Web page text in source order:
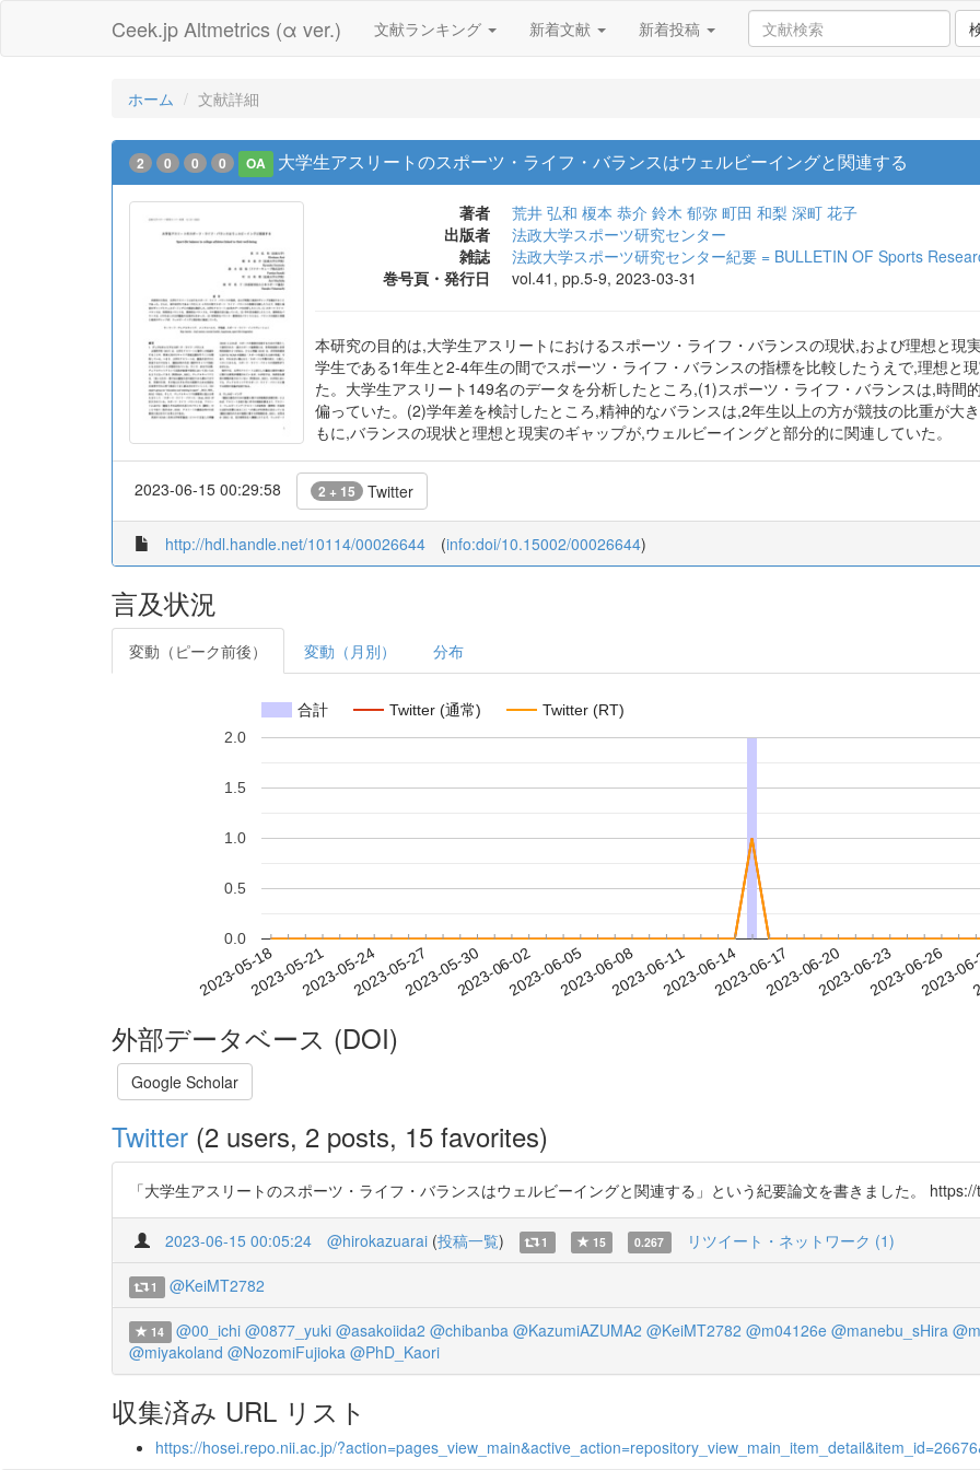
Ceek.jp Altmetrics (α ver.) 文献ランキング 新着文献 新着投稿
ホーム 文献詳細
2 0 0 0 OA 大学生アスリートのスポーツ・ライフ・バランスはウェルビーイングと関連する
著者 荒井 弘和 榎本 恭介 鈴木 郁弥 町田 和梨 深町 花子
出版者
法政大学スポーツ研究センター
雑誌
法政大学スポーツ研究センター紀要 = BULLETIN OF Sports
巻号頁・発行日
vol.41, pp.5-9, 2023-03-31
本研究の目的は,大学生アスリートにおけるスポーツ・ライフ・バランスの現状,および理想と現
学生である1年生と2-4年生の間でスポーツ・ライフ・バランスの指標を比較したうえで,理想と
た。大学生アスリート149名のデータを分析したところ,(1)スポーツ・ライフ・バランスは,時間
偏っていた。(2)学年差を検討したところ,精神的なバランスは,2年生以上の方が競技の比重が大
もに,バランスの現状と理想と現実のギャップが,ウェルビーイングと部分的に関連していた。
2023-06-15 00:29:58 2 + 15 Twitter
http://hdl.handle.net/10114/00026644 (info:doi/10.15002/00026644)
言及状況
変動（ピーク前後） 変動（月別） 分布
合計 Twitter (通常) Twitter (RT)
2023-05-182023-05-212023-05-242023-05-272023-05-302023-06-022023-06-052023-06-082023-06-112023-06-142023-06-172023-06-202023-06-232023-06-26
2023-
0.0
0.5
1.0
1.5
2.0
外部データベース (DOI)
Google Scholar
Twitter (2 users, 2 posts, 15 favorites)
「大学生アスリートのスポーツ・ライフ・バランスはウェルビーイングと関連する」という紀要論文を書きました。
2023-06-15 00:05:24 @hirokazuarai (投稿一覧) 1 15 0.267 リツイート・ネットワーク (1)
1 @KeiMT2782
14 @00_ichi @0877_yuki @asakoiida2 @chibanba @KazumiAZUMA2 @KeiMT2782 @m04126e @manebu_sHira
@miyakoland @NozomiFujioka @PhD_Kaori
収集済み URL リスト
https://hosei.repo.nii.ac.jp/